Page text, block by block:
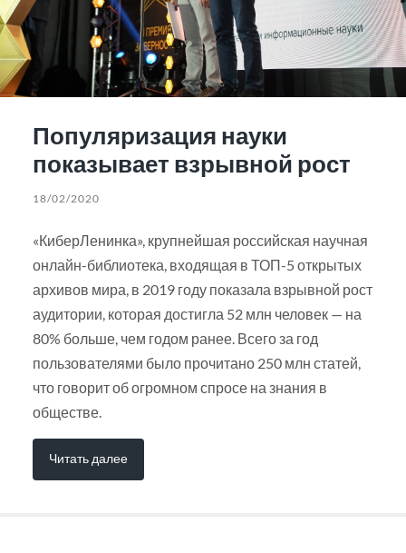
Популяризация науки
показывает взрывной рост
18/02/2020
«КиберЛенинка», крупнейшая российская научная
онлайн-библиотека, входящая в ТОП-5 открытых
архивов мира, в 2019 году показала взрывной рост
аудитории, которая достигла 52 млн человек — на
80% больше, чем годом ранее. Всего за год
пользователями было прочитано 250 млн статей,
что говорит об огромном спросе на знания в
обществе.
Читать далее